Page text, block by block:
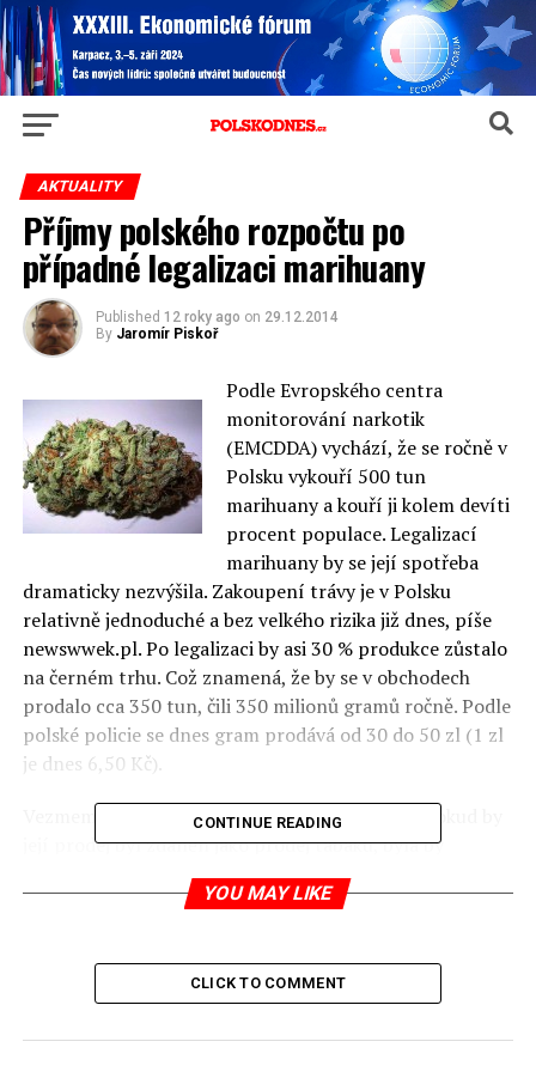
AKTUALITY
Příjmy polského rozpočtu po
případné legalizaci marihuany
Published 12 roky ago on 29.12.2014
By Jaromír Piskoř
Podle Evropského centra
monitorování narkotik
(EMCDDA) vychází, že se ročně v
Polsku vykouří 500 tun
marihuany a kouří ji kolem devíti
procent populace. Legalizací
marihuany by se její spotřeba
dramaticky nezvýšila. Zakoupení trávy je v Polsku
relativně jednoduché a bez velkého rizika již dnes, píše
newswwek.pl. Po legalizaci by asi 30 % produkce zůstalo
na černém trhu. Což znamená, že by se v obchodech
prodalo cca 350 tun, čili 350 milionů gramů ročně. Podle
polské policie se dnes gram prodává od 30 do 50 zl (1 zl
je dnes 6,50 Kč).
Vezmeme-li tedy střední cenu 40 zl za gram a pokud by
její prodej byl zdaněn jako prodej tabáku, byla by
spotřební daň 12,7 zl z každého gramu, tedy více než
4,4 miliardy zlotých ročně. 23 % DPH by pak dělalo další
miliard zlotých. Suma je už tak velká, že by stálo za to, se
nad legalizací zamyslet. Na refundace léků polský
CONTINUE READING
YOU MAY LIKE
CLICK TO COMMENT